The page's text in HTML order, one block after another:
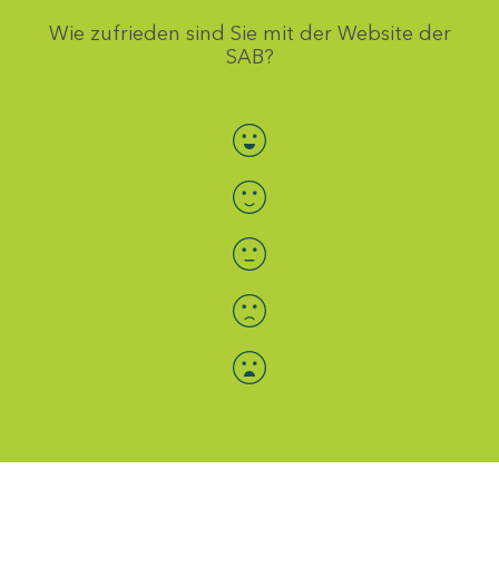
Wie zufrieden sind Sie mit der Website der
SAB?
Bewertung auswählen